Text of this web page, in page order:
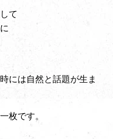
て
には自然と話題が生ま
枚です。